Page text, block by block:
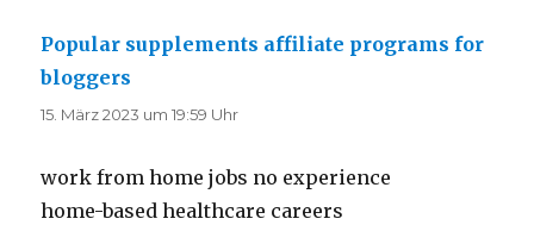
Popular supplements affiliate programs for
bloggers
15. März 2023 um 19:59 Uhr
work from home jobs no experience
home-based healthcare careers